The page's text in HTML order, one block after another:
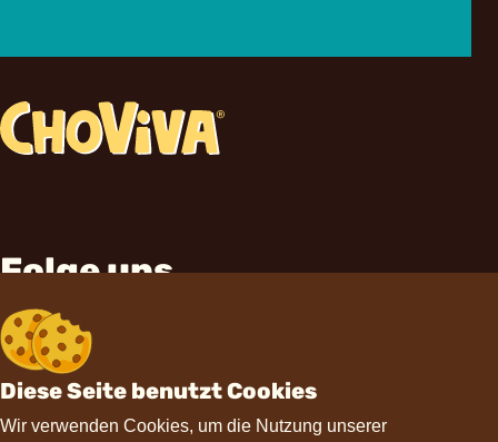
Diese Seite benutzt Cookies
Wir verwenden Cookies, um die Nutzung unserer
Folge uns